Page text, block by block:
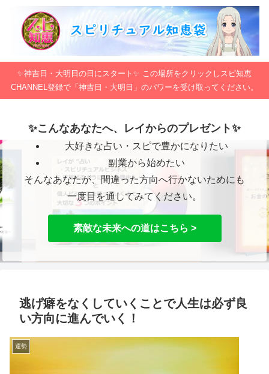
✨神吉日・大明日の日にスタート✨ この場所をクリックしスピ知恵
CHANNEL登録で「神吉日・大明日」のパワーを受け取ってください。
✨こんなあなたへ、レイからのプレゼント✨
大好きな占い・スピで豊かになりたい
副業から始めたい
そんなあなたが、間違った方向へ行かないためにも
一度目を通してみてください。
素敵な未来への道はこちら >
逃げ癖をなくしていくことで人生は必ず良
い方向に進んでいく！
運勢